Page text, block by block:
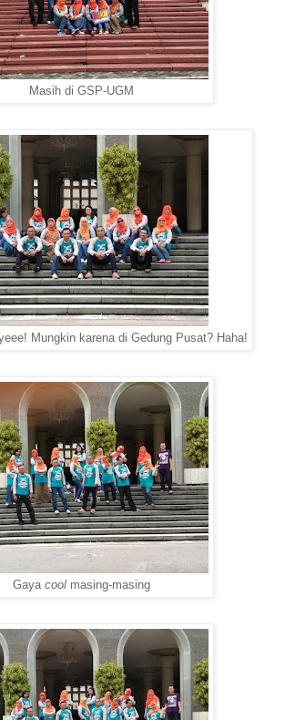
Masih di GSP-UGM
Mungkin karena di Gedung Pusat? Haha!
Gaya cool masing-masing